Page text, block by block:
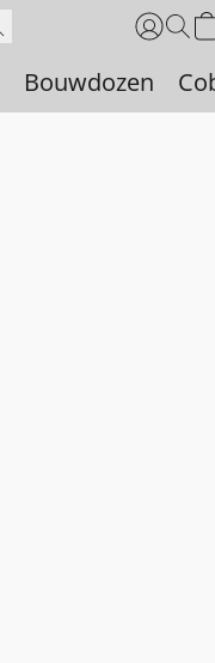
Bouwdozen